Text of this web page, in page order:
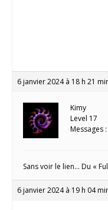
6 janvier 2024 à 18 h 21
Kimy
Level 17
Messages
Sans voir le lien… Du «
6 janvier 2024 à 19 h 04